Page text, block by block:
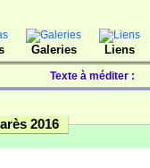
Galeries Liens
Texte à méditer :
2016